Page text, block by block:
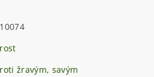
žravým, savým